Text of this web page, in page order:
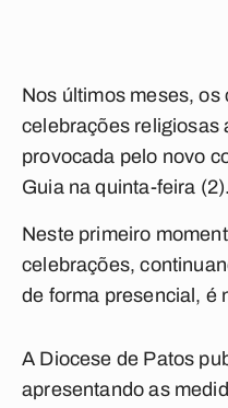
Nos últimos meses,
celebrações religiosas
provocada pelo novo
Guia na quinta-feira
Neste primeiro
celebrações,
de forma presencial, é
A Diocese de Patos
apresentando as